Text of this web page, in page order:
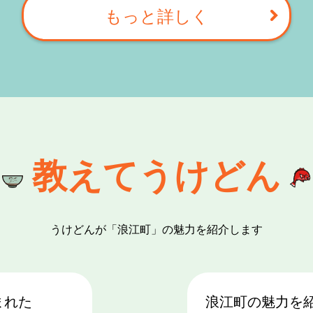
もっと詳しく
教えてうけどん
うけどんが「浪江町」の魅力を紹介します
た
浪江町の魅力を